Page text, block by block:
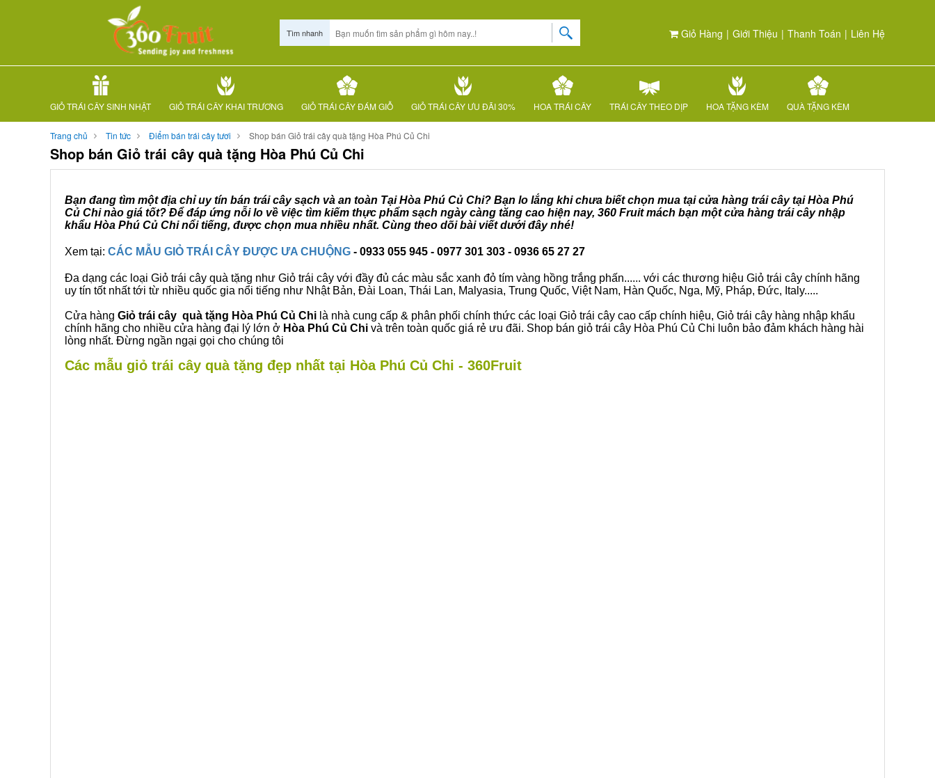
Giỏ Hàng | Giới Thiệu | Thanh Toán | Liên Hệ
Tìm nhanh
GIỎ TRÁI CÂY SINH NHẬT GIỎ TRÁI CÂY KHAI TRƯƠNG GIỎ TRÁI CÂY ĐÁM GIỖ GIỎ TRÁI CÂY ƯU ĐÃI 30% HOA TRÁI CÂY TRÁI CÂY THEO DỊP HOA TẶNG KÈM QUÀ TẶNG KÈM
Trang chủ Tin tức Điểm bán trái cây tươi Shop bán Giỏ trái cây quà tặng Hòa Phú Củ Chi
Shop bán Giỏ trái cây quà tặng Hòa Phú Củ Chi
Bạn đang tìm một địa chỉ uy tín bán trái cây sạch và an toàn Tại Hòa Phú Củ Chi? Bạn lo lắng khi chưa biết chọn mua tại cửa hàng trái cây tại Hòa Phú
Củ Chi nào giá tốt? Để đáp ứng nỗi lo về việc tìm kiếm thực phẩm sạch ngày càng tăng cao hiện nay, 360 Fruit mách bạn một cửa hàng trái cây nhập
khẩu Hòa Phú Củ Chi nổi tiếng, được chọn mua nhiều nhất. Cùng theo dõi bài viết dưới đây nhé!
Xem tại: CÁC MẪU GIỎ TRÁI CÂY ĐƯỢC ƯA CHUỘNG - 0933 055 945 - 0977 301 303 - 0936 65 27 27
Đa dạng các loại Giỏ trái cây quà tặng như Giỏ trái cây với đầy đủ các màu sắc xanh đỏ tím vàng hồng trắng phấn...... với các thương hiệu Giỏ trái cây chính hãng
uy tín tốt nhất tới từ nhiều quốc gia nổi tiếng như Nhật Bản, Đài Loan, Thái Lan, Malyasia, Trung Quốc, Việt Nam, Hàn Quốc, Nga, Mỹ, Pháp, Đức, Italy.....
Cửa hàng Giỏ trái cây quà tặng Hòa Phú Củ Chi là nhà cung cấp & phân phối chính thức các loại Giỏ trái cây cao cấp chính hiệu, Giỏ trái cây hàng nhập khẩu
chính hãng cho nhiều cửa hàng đại lý lớn ở Hòa Phú Củ Chi và trên toàn quốc giá rẻ ưu đãi. Shop bán giỏ trái cây Hòa Phú Củ Chi luôn bảo đảm khách hàng hài
lòng nhất. Đừng ngần ngại gọi cho chúng tôi
Các mẫu giỏ trái cây quà tặng đẹp nhất tại Hòa Phú Củ Chi - 360Fruit